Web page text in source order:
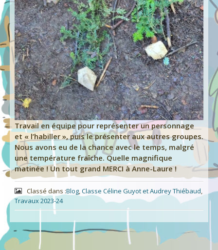
Travail en équipe pour représenter un personnage
et « l’habiller », puis le présenter aux autres groupes.
Nous avons eu de la chance avec le temps, malgré
une température fraîche. Quelle magnifique
matinée ! Un tout grand MERCI à Anne-Laure !
Classé dans :Blog,Classe Céline Guyot et Audrey Thiébaud,
Travaux 2023-24